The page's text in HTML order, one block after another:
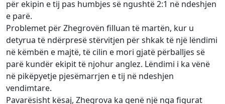
për ekipin e tij pas humbjes së ngushtë 2:1 në ndeshjen
e parë.
Problemet për Zhegrovën filluan të martën, kur u
detyrua të ndërpresë stërvitjen për shkak të një lëndimi
në këmbën e majtë, të cilin e mori gjatë përballjes së
parë kundër ekipit të njohur anglez. Lëndimi i ka vënë
në pikëpyetje pjesëmarrjen e tij në ndeshjen
vendimtare.
Pavarësisht kësaj, Zhegrova ka qenë një nga figurat